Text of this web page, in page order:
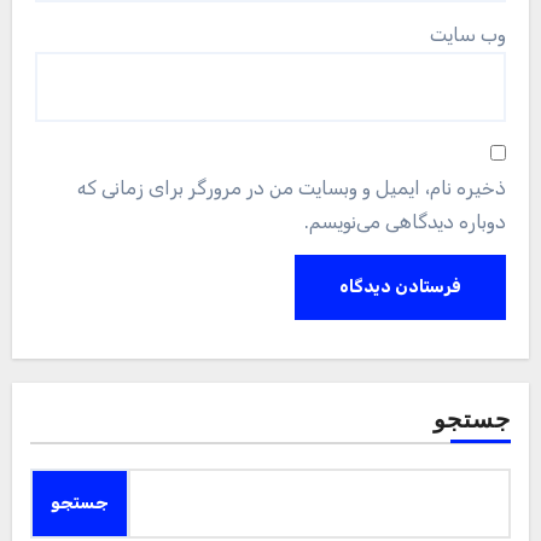
وب‌ سایت
ذخیره نام، ایمیل و وبسایت من در مرورگر برای زمانی که
دوباره دیدگاهی می‌نویسم.
جستجو
جستجو